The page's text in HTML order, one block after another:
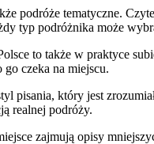
podróże tematyczne.
typ podróżnika może
to także w praktyce
czeka na miejscu.
pisania, który jest
realnej podróży.
zajmują opisy